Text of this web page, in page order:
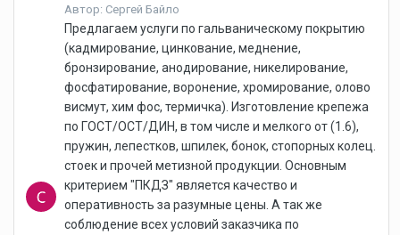
Автор: Сергей Байло
Предлагаем услуги по гальваническому покрытию
(кадмирование, цинкование, меднение,
бронзирование, анодирование, никелирование,
фосфатирование, воронение, хромирование, олово
висмут, хим фос, термичка). Изготовление крепежа
по ГОСТ/ОСТ/ДИН, в том числе и мелкого от (1.6),
пружин, лепестков, шпилек, бонок, стопорных колец.
стоек и прочей метизной продукции. Основным
критерием "ПКДЗ" является качество и
оперативность за разумные цены. А так же
соблюдение всех условий заказчика по